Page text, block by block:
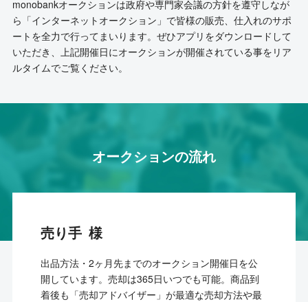
monobankオークションは政府や専門家会議の方針を遵守しなが
ら「インターネットオークション」で皆様の販売、仕入れのサポ
ートを全力で行ってまいります。ぜひアプリをダウンロードして
いただき、上記開催日にオークションが開催されている事をリア
ルタイムでご覧ください。
オークションの流れ
売り手
出品方法・2ヶ月先までのオークション開催日を公
開しています。売却は365日いつでも可能。商品到
着後も「売却アドバイザー」が最適な売却方法や最